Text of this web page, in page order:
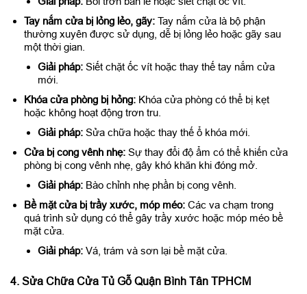
Tay nắm cửa bị lỏng lẻo, gãy: Tay nắm cửa là bộ phận
thường xuyên được sử dụng, dễ bị lỏng lẻo hoặc gãy sau
một thời gian.
Giải pháp: Siết chặt ốc vít hoặc thay thế tay nắm cửa
mới.
Khóa cửa phòng bị hỏng: Khóa cửa phòng có thể bị kẹt
hoặc không hoạt động trơn tru.
Giải pháp: Sửa chữa hoặc thay thế ổ khóa mới.
Cửa bị cong vênh nhẹ: Sự thay đổi độ ẩm có thể khiến cửa
phòng bị cong vênh nhẹ, gây khó khăn khi đóng mở.
Giải pháp: Bào chỉnh nhẹ phần bị cong vênh.
Bề mặt cửa bị trầy xước, móp méo: Các va chạm trong
quá trình sử dụng có thể gây trầy xước hoặc móp méo bề
mặt cửa.
Giải pháp: Vá, trám và sơn lại bề mặt cửa.
4. Sửa Chữa Cửa Tủ Gỗ Quận Bình Tân TPHCM